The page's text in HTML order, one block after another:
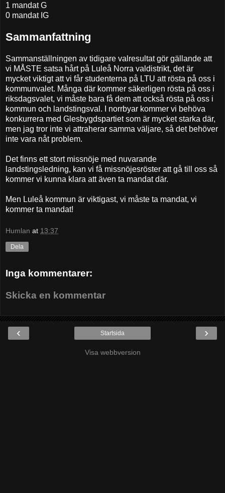
1 mandat G
0 mandat IG
Sammanfattning
Sammanställningen av tidigare valresultat gör gällande att
vi MÅSTE satsa hårt på Luleå Norra valdistrikt, det är
mycket viktigt att vi får studenterna på LTU att rösta på oss i
kommunvalet. Många där kommer säkerligen rösta på oss i
riksdagsvalet, vi måste bara få dem att också rösta på oss i
kommun och landstingsval. I norrbyar kommer vi behöva
konkurrera med Glesbygdspartiet som är mycket starka där,
men jag tror inte vi attraherar samma väljare, så det behöver
inte vara nåt problem.
Det finns ett stort missnöje med nuvarande
landstingsledning, kan vi få missnöjesröster att gå till oss så
kommer vi kunna klara att även ta mandat där.
Men Luleå kommun är viktigast, vi måste ta mandat, vi
kommer ta mandat!
Humlan at 13:37
Dela
Inga kommentarer:
Skicka en kommentar
‹ ›
Startsida
Visa webbversion